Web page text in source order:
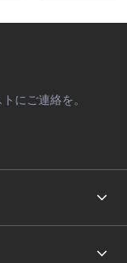
にご連絡を。